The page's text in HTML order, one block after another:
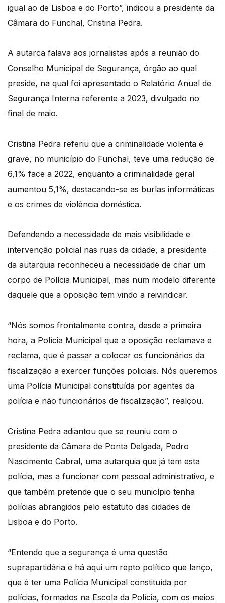
igual ao de Lisboa e do Porto”, indicou a presidente da
Câmara do Funchal, Cristina Pedra.
A autarca falava aos jornalistas após a reunião do
Conselho Municipal de Segurança, órgão ao qual
preside, na qual foi apresentado o Relatório Anual de
Segurança Interna referente a 2023, divulgado no
final de maio.
Cristina Pedra referiu que a criminalidade violenta e
grave, no município do Funchal, teve uma redução de
6,1% face a 2022, enquanto a criminalidade geral
aumentou 5,1%, destacando-se as burlas informáticas
e os crimes de violência doméstica.
Defendendo a necessidade de mais visibilidade e
intervenção policial nas ruas da cidade, a presidente
da autarquia reconheceu a necessidade de criar um
corpo de Polícia Municipal, mas num modelo diferente
daquele que a oposição tem vindo a reivindicar.
“Nós somos frontalmente contra, desde a primeira
hora, a Polícia Municipal que a oposição reclamava e
reclama, que é passar a colocar os funcionários da
fiscalização a exercer funções policiais. Nós queremos
uma Polícia Municipal constituída por agentes da
polícia e não funcionários de fiscalização”, realçou.
Cristina Pedra adiantou que se reuniu com o
presidente da Câmara de Ponta Delgada, Pedro
Nascimento Cabral, uma autarquia que já tem esta
polícia, mas a funcionar com pessoal administrativo, e
que também pretende que o seu município tenha
polícias abrangidos pelo estatuto das cidades de
Lisboa e do Porto.
“Entendo que a segurança é uma questão
suprapartidária e há aqui um repto político que lanço,
que é ter uma Polícia Municipal constituída por
polícias, formados na Escola da Polícia, com os meios